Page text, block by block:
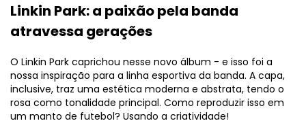
Linkin Park: a paixão pela banda
atravessa gerações
O Linkin Park caprichou nesse novo álbum - e isso foi a
nossa inspiração para a linha esportiva da banda. A capa,
inclusive, traz uma estética moderna e abstrata, tendo o
rosa como tonalidade principal. Como reproduzir isso em
um manto de futebol? Usando a criatividade!